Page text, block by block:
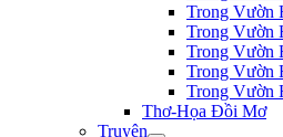
Trong Vườn
Trong Vườn
Trong Vườn
Trong Vườn
Trong Vườn
Thơ-Họa Đồi Mơ
Truyện